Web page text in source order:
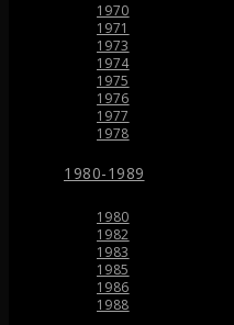
1970
1971
1973
1974
1975
1976
1977
1978
1980-1989
1980
1982
1983
1985
1986
1988